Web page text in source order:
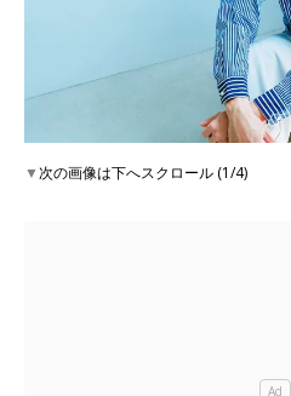
▼次の画像は下へスクロール (1/4)